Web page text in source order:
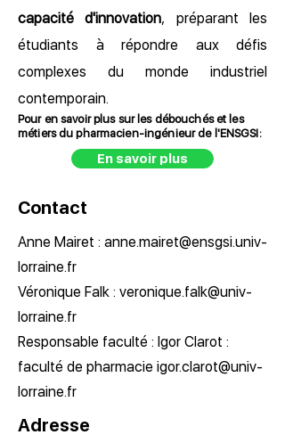
capacité d'innovation, préparant les
étudiants à répondre aux défis
complexes du monde industriel
contemporain.
Pour en savoir plus sur les débouchés et les
métiers du pharmacien-ingénieur de l'ENSGSI:
En savoir plus
Contact
Anne Mairet : anne.mairet@ensgsi.univ-
lorraine.fr
Véronique Falk : veronique.falk@univ-
lorraine.fr
Responsable faculté : Igor Clarot :
faculté de pharmacie igor.clarot@univ-
lorraine.fr
Adresse